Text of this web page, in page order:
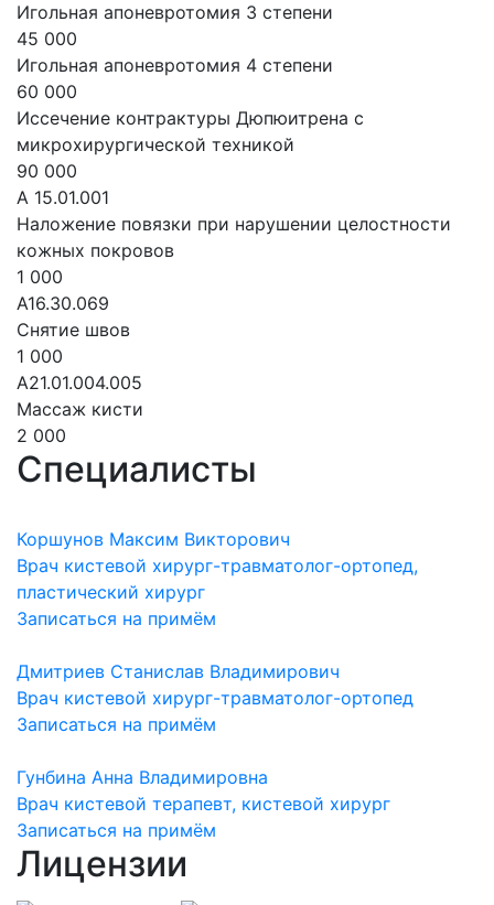
Игольная апоневротомия 3 степени
45 000
Игольная апоневротомия 4 степени
60 000
Иссечение контрактуры Дюпюитрена с
микрохирургической техникой
90 000
А 15.01.001
Наложение повязки при нарушении целостности
кожных покровов
1 000
A16.30.069
Снятие швов
1 000
A21.01.004.005
Массаж кисти
2 000
Специалисты
Коршунов Максим Викторович
Врач кистевой хирург-травматолог-ортопед,
пластический хирург
Записаться на примём
Дмитриев Станислав Владимирович
Врач кистевой хирург-травматолог-ортопед
Записаться на примём
Гунбина Анна Владимировна
Врач кистевой терапевт, кистевой хирург
Записаться на примём
Лицензии